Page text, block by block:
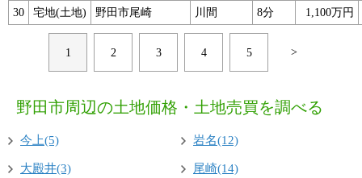
30
宅地(土地) 野田市尾崎 川間 8分 1,100万円
1 2 3 4 5 >
野田市周辺の土地価格・土地売買を調べる
今上(5) 岩名(12)
大殿井(3) 尾崎(14)